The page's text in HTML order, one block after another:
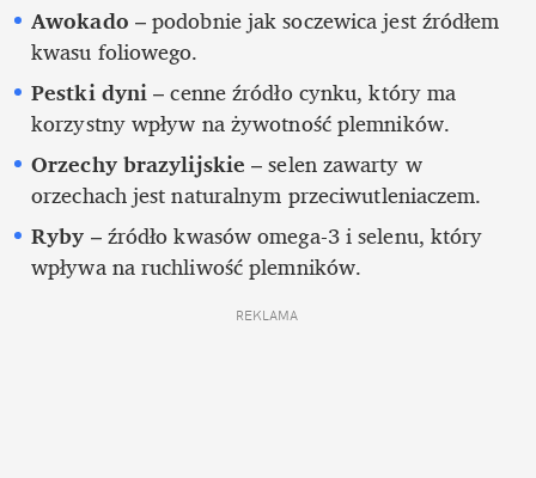
Awokado – podobnie jak soczewica jest źródłem
kwasu foliowego.
Pestki dyni – cenne źródło cynku, który ma
korzystny wpływ na żywotność plemników.
Orzechy brazylijskie – selen zawarty w
orzechach jest naturalnym przeciwutleniaczem.
Ryby – źródło kwasów omega-3 i selenu, który
wpływa na ruchliwość plemników.
REKLAMA